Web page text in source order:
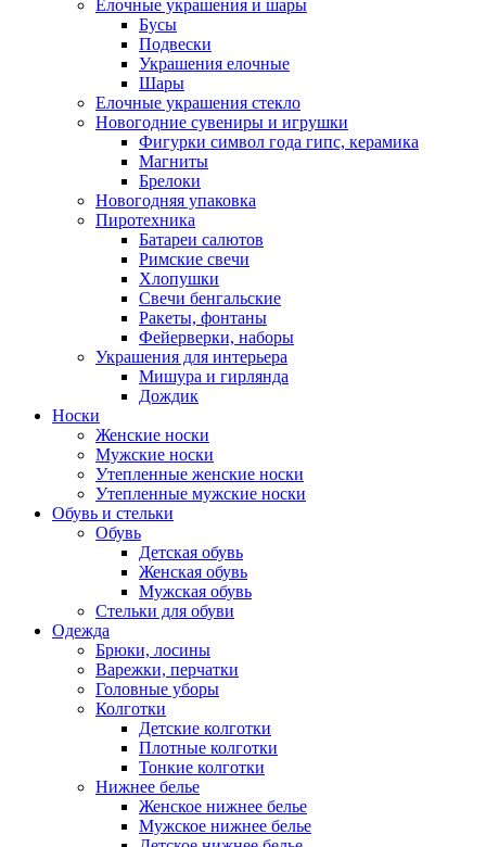
Елочные украшения и шары
Бусы
Подвески
Украшения елочные
Шары
Елочные украшения стекло
Новогодние сувениры и игрушки
Фигурки символ года гипс, керамика
Магниты
Брелоки
Новогодняя упаковка
Пиротехника
Батареи салютов
Римские свечи
Хлопушки
Свечи бенгальские
Ракеты, фонтаны
Фейерверки, наборы
Украшения для интерьера
Мишура и гирлянда
Дождик
Носки
Женские носки
Мужские носки
Утепленные женские носки
Утепленные мужские носки
Обувь и стельки
Обувь
Детская обувь
Женская обувь
Мужская обувь
Стельки для обуви
Одежда
Брюки, лосины
Варежки, перчатки
Головные уборы
Колготки
Детские колготки
Плотные колготки
Тонкие колготки
Нижнее белье
Женское нижнее белье
Мужское нижнее белье